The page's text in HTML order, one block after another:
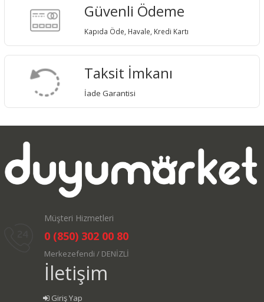
Güvenli Ödeme
Kapıda Öde, Havale, Kredi Kartı
Taksit İmkanı
İade Garantisi
Müşteri Hizmetleri
0 (850) 302 00 80
Merkezefendi / DENİZLİ
İletişim
Giriş Yap